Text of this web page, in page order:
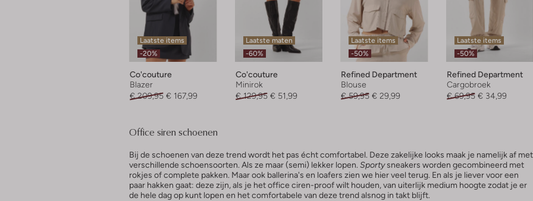
Laatste items
-20%
Co'couture
Blazer
€ 209,95 € 167,99
Laatste maten
-60%
Co'couture
Minirok
€ 129,95 € 51,99
Laatste items
-50%
Refined Department
Blouse
€ 59,95 € 29,99
Laatste items
-50%
Refined Department
Cargobroek
€ 69,95 € 34,99
Office siren schoenen
Bij de schoenen van deze trend wordt het pas écht comfortabel. Deze zakelijke looks maak je namelijk af met
verschillende schoensoorten. Als ze maar (semi) lekker lopen. Sportysneakers worden gecombineerd met
rokjes of complete pakken. Maar ook ballerina's en loafers zien we hier veel terug. En als je liever voor een
paar hakken gaat: deze zijn, als je het office ciren-proof wilt houden, van uiterlijk medium hoogte zodat je er
de hele dag op kunt lopen en het comfortabele van deze trend alsnog in takt blijft.